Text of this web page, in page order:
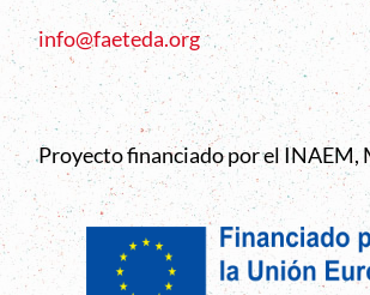
info@faeteda.org
Proyecto financiado por el